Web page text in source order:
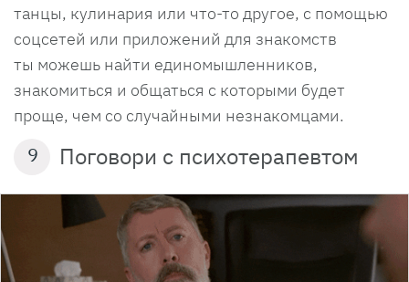
танцы, кулинария или что-то другое, с помощью
соцсетей или приложений для знакомств
ты можешь найти единомышленников,
знакомиться и общаться с которыми будет
проще, чем со случайными незнакомцами.
9 Поговори с психотерапевтом